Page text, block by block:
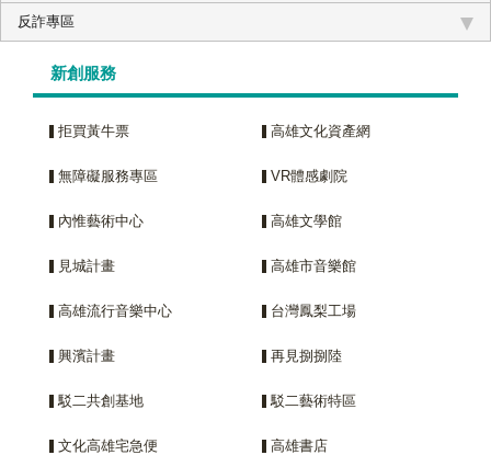
反詐專區
新創服務
拒買黃牛票 高雄文化資產網
無障礙服務專區 VR體感劇院
內惟藝術中心 高雄文學館
見城計畫 高雄市音樂館
高雄流行音樂中心 台灣鳳梨工場
興濱計畫 再見捌捌陸
駁二共創基地 駁二藝術特區
文化高雄宅急便 高雄書店